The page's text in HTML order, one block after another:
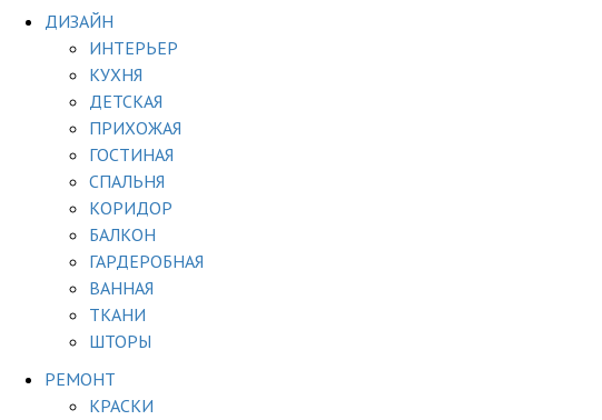
ДИЗАЙН
ИНТЕРЬЕР
КУХНЯ
ДЕТСКАЯ
ПРИХОЖАЯ
ГОСТИНАЯ
СПАЛЬНЯ
КОРИДОР
БАЛКОН
ГАРДЕРОБНАЯ
ВАННАЯ
ТКАНИ
ШТОРЫ
РЕМОНТ
КРАСКИ